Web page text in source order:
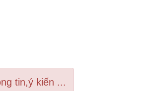
tin,ý kiến ...